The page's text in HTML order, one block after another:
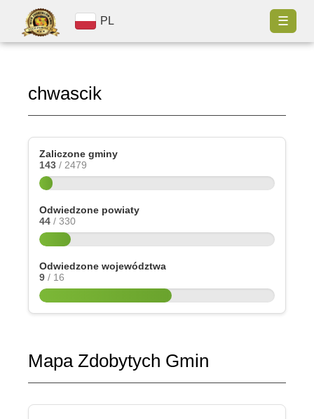
PL ☰
chwascik
Zaliczone gminy
143 / 2479
Odwiedzone powiaty
44 / 330
Odwiedzone województwa
9 / 16
Mapa Zdobytych Gmin